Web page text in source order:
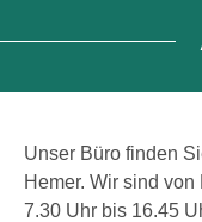
Unser Büro finden
Hemer. Wir sind
7.30 Uhr bis 16.45